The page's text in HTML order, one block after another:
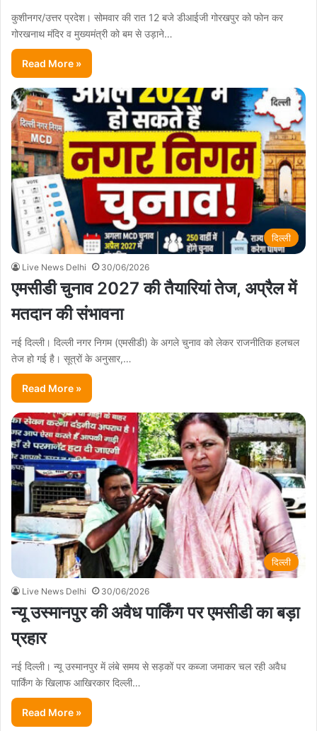
कुशीनगर/उत्तर प्रदेश। सोमवार की रात 12 बजे डीआईजी गोरखपुर को फोन कर
गोरखनाथ मंदिर व मुख्यमंत्री को बम से उड़ाने…
Read More »
दिल्ली
Live News Delhi 30/06/2026
एमसीडी चुनाव 2027 की तैयारियां तेज, अप्रैल में
मतदान की संभावना
नई दिल्ली। दिल्ली नगर निगम (एमसीडी) के अगले चुनाव को लेकर राजनीतिक हलचल
तेज हो गई है। सूत्रों के अनुसार,…
Read More »
दिल्ली
Live News Delhi 30/06/2026
न्यू उस्मानपुर की अवैध पार्किंग पर एमसीडी का बड़ा
प्रहार
नई दिल्ली। न्यू उस्मानपुर में लंबे समय से सड़कों पर कब्जा जमाकर चल रही अवैध
पार्किंग के खिलाफ आखिरकार दिल्ली…
Read More »